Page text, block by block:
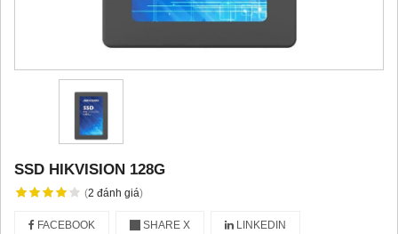
SSD HIKVISION 128G
(2 đánh giá)
FACEBOOK SHARE X LINKEDIN